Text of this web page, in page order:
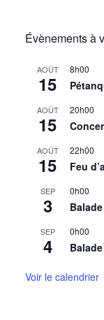
Évènements à
AOÛT
15
8h00
AOÛT
15
20h00
AOÛT
15
22h00
Feu
SEP
3
0h00
SEP
4
0h00
Voir le calendrier